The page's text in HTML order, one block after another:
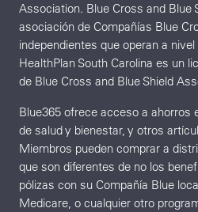
Association. Blue Cross and Blue
asociación de Compañías Blue
independientes que operan a
HealthPlan South Carolina es un
de Blue Cross and Blue Shield
Blue365 ofrece acceso a ahorros
de salud y bienestar, y otros
Miembros pueden comprar a
que son diferentes de no los
pólizas con su Compañía Blue
Medicare, o cualquier otro